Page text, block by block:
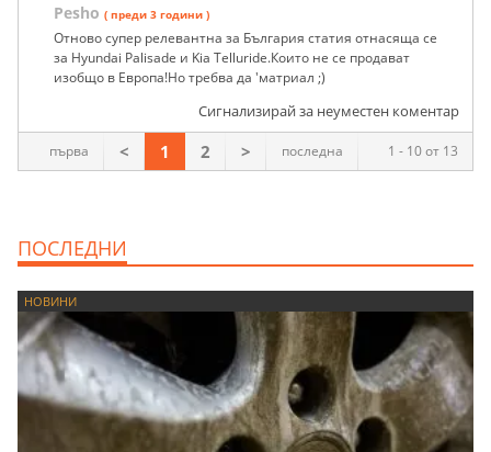
Pesho ( преди 3 години )
Отново супер релевантна за България статия отнасяща се
за Hyundai Palisade и Kia Telluride.Които не се продават
изобщо в Европа!Но требва да 'матриал ;)
Сигнализирай за неуместен коментар
1 - 10 от 13
първа < 1 2 > последна
ПОСЛЕДНИ
НОВИНИ